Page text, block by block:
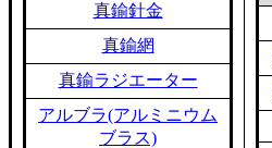
真鍮針金
真鍮網
真鍮ラジエーター
アルブラ(アルミニウム
ブラス)